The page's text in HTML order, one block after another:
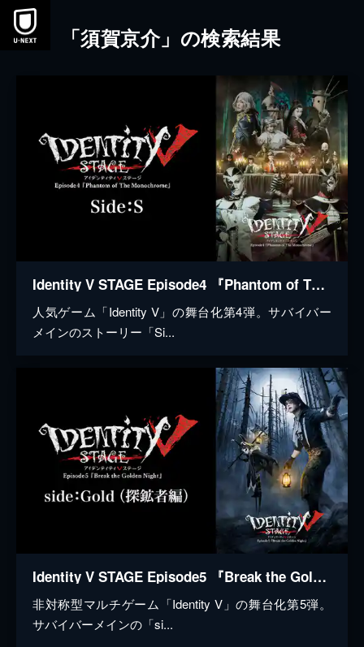
本文へスキップ
「須賀京介」の検索結果
Identity V STAGE Episode4 『Phantom of The Monochrome』 Side:S
人気ゲーム「Identity V」の舞台化第4弾。サバイバー
メインのストーリー「Si...
Identity V STAGE Episode5 『Break the Golden Night』side:Gold（探鉱者編）
非対称型マルチゲーム「Identity V」の舞台化第5弾。
サバイバーメインの「si...